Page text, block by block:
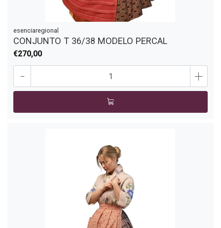
esenciaregional
CONJUNTO T 36/38 MODELO PERCAL
€270,00
- +